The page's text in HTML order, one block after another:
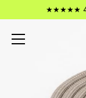
zum
★★★★★